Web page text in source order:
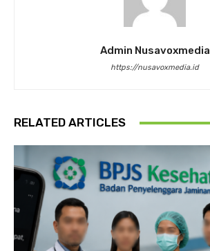
Admin Nusavoxmedia
https://nusavoxmedia.id
RELATED ARTICLES